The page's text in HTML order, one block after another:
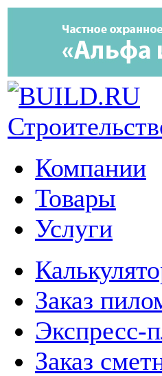
Компании
Товары
Услуги
Заказ
Экспресс-
Заказ